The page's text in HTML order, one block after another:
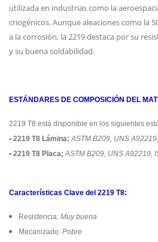
utilizada en industrias como la
criogénicos. Aunque aleaciones como la
a la corrosión, la 2219 destaca por su
y su buena soldabilidad.
ESTÁNDARES DE COMPOSICIÓN DEL
2219 T8 está disponible en los siguientes
• 2219 T8 Lámina; ASTM B209, UNS
• 2219 T8 Placa; ASTM B209, UNS A92219,
Características Clave del 2219 T8:
Resistencia: Muy buena
Mecanizado: Pobre